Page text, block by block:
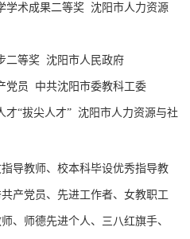
学术成果二等奖 沈阳市人力资源
二等奖 沈阳市人民政府
党员 中共沈阳市委教科工委
才“拔尖人才” 沈阳市人力资源与社
导教师、校本科毕设优秀指导教
产党员、先进工作者、女教职工
、师德先进个人、三八红旗手、